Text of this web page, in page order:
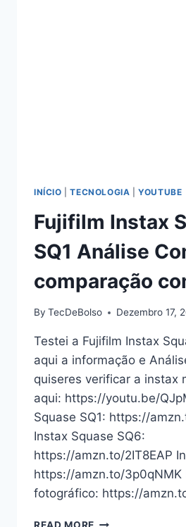
INÍCIO |TECNOLOGIA |YOUTUBE
Fujifilm Instax
SQ1 Análise
comparação
By TecDeBolso Dezembro 17,
Testei a Fujifilm Instax
aqui a informação e
quiseres verificar a instax
aqui: https://youtu.be/
Squase SQ1: https://
Instax Squase SQ6:
https://amzn.to/2IT8EAP
https://amzn.to/3p0qNMK
fotográfico: https://
FUJIFILM